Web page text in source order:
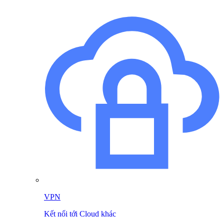
VPN
Kết nối tới Cloud khác